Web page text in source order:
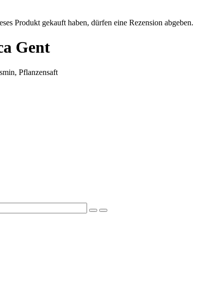
Produkt gekauft haben, dürfen eine Rezension abgeben.
Gent
Pflanzensaft